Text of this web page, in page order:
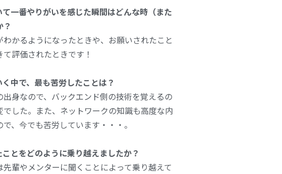
一番やりがいを感じた瞬間はどんな時（また
かるようになったときや、お願いされたこと
評価されたときです！
中で、最も苦労したことは？
身なので、バックエンド側の技術を覚えるの
した。また、ネットワークの知識も高度な内
、今でも苦労しています・・・。
とをどのように乗り越えましたか？
輩やメンターに聞くことによって乗り越えて